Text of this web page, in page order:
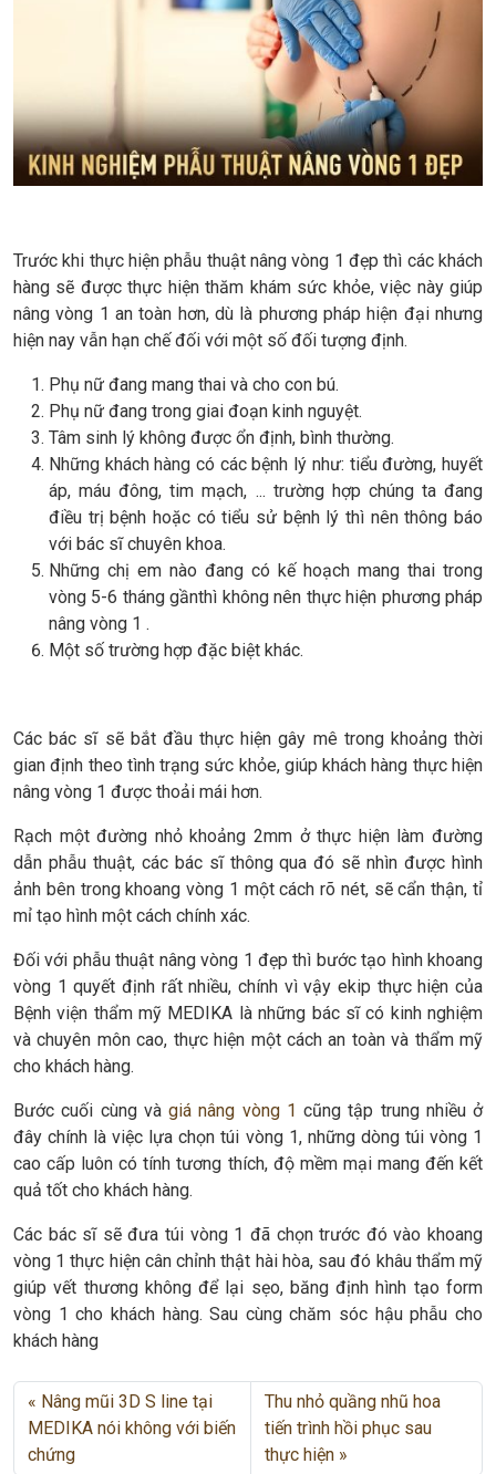
Trước khi thực hiện phẫu thuật nâng vòng 1 đẹp thì các khách
hàng sẽ được thực hiện thăm khám sức khỏe, việc này giúp
nâng vòng 1 an toàn hơn, dù là phương pháp hiện đại nhưng
hiện nay vẫn hạn chế đối với một số đối tượng định.
Phụ nữ đang mang thai và cho con bú.
Phụ nữ đang trong giai đoạn kinh nguyệt.
Tâm sinh lý không được ổn định, bình thường.
Những khách hàng có các bệnh lý như: tiểu đường, huyết
áp, máu đông, tim mạch, ... trường hợp chúng ta đang
điều trị bệnh hoặc có tiểu sử bệnh lý thì nên thông báo
với bác sĩ chuyên khoa.
Những chị em nào đang có kế hoạch mang thai trong
vòng 5-6 tháng gầnthì không nên thực hiện phương pháp
nâng vòng 1 .
Một số trường hợp đặc biệt khác.
Các bác sĩ sẽ bắt đầu thực hiện gây mê trong khoảng thời
gian định theo tình trạng sức khỏe, giúp khách hàng thực hiện
nâng vòng 1 được thoải mái hơn.
Rạch một đường nhỏ khoảng 2mm ở thực hiện làm đường
dẫn phẫu thuật, các bác sĩ thông qua đó sẽ nhìn được hình
ảnh bên trong khoang vòng 1 một cách rõ nét, sẽ cẩn thận, tỉ
mỉ tạo hình một cách chính xác.
Đối với phẫu thuật nâng vòng 1 đẹp thì bước tạo hình khoang
vòng 1 quyết định rất nhiều, chính vì vậy ekip thực hiện của
Bệnh viện thẩm mỹ MEDIKA là những bác sĩ có kinh nghiệm
và chuyên môn cao, thực hiện một cách an toàn và thẩm mỹ
cho khách hàng.
Bước cuối cùng và giá nâng vòng 1 cũng tập trung nhiều ở
đây chính là việc lựa chọn túi vòng 1, những dòng túi vòng 1
cao cấp luôn có tính tương thích, độ mềm mại mang đến kết
quả tốt cho khách hàng.
Các bác sĩ sẽ đưa túi vòng 1 đã chọn trước đó vào khoang
vòng 1 thực hiện cân chỉnh thật hài hòa, sau đó khâu thẩm mỹ
giúp vết thương không để lại sẹo, băng định hình tạo form
vòng 1 cho khách hàng. Sau cùng chăm sóc hậu phẫu cho
khách hàng
Nâng mũi 3D S line tại
MEDIKA nói không với biến
chứng
Thu nhỏ quầng nhũ hoa
tiến trình hồi phục sau
thực hiện